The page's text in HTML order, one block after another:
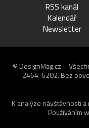
RSS kanál
Kalendář
Newsletter
© DesignMag.cz –
2464-6202. Bez
K analýze návštěvnosti
Používáním